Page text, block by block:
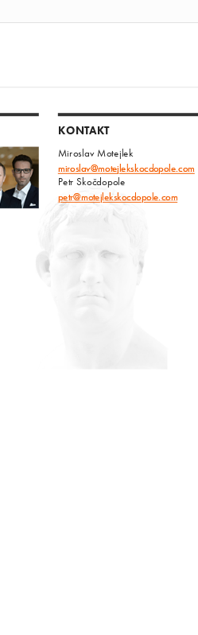
KONTAKT
Miroslav Motejlek
miroslav@motejlekskocdopole.com
Petr Skočdopole
petr@motejlekskocdopole.com